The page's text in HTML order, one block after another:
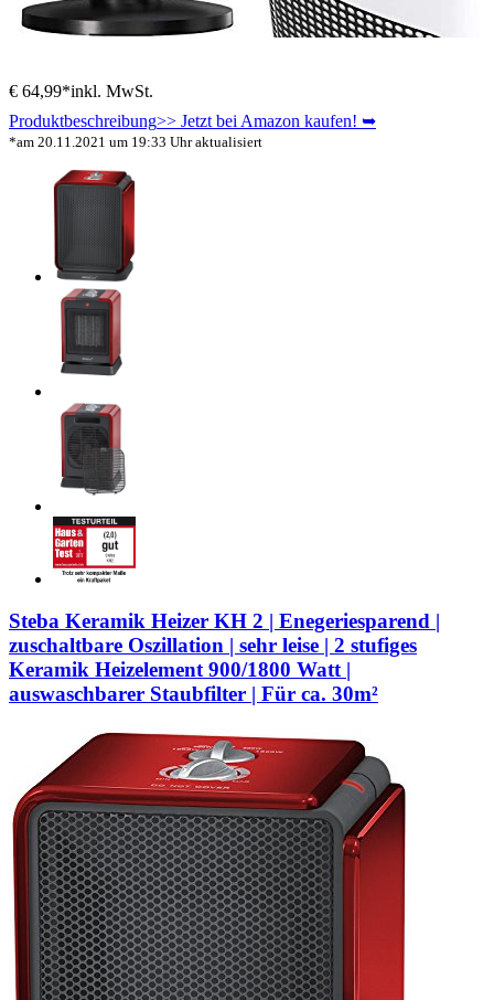
€ 64,99*inkl. MwSt.
Produktbeschreibung>> Jetzt bei Amazon kaufen! ➥
*am 20.11.2021 um 19:33 Uhr aktualisiert
Steba Keramik Heizer KH 2 | Enegeriesparend |
zuschaltbare Oszillation | sehr leise | 2 stufiges
Keramik Heizelement 900/1800 Watt |
auswaschbarer Staubfilter | Für ca. 30m²